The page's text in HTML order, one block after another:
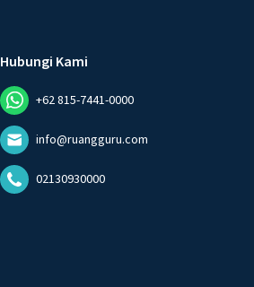
Hubungi Kami
+62 815-7441-0000
info@ruangguru.com
02130930000